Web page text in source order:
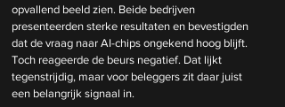
opvallend beeld zien. Beide bedrijven
presenteerden sterke resultaten en bevestigden
dat de vraag naar AI-chips ongekend hoog blijft.
Toch reageerde de beurs negatief. Dat lijkt
tegenstrijdig, maar voor beleggers zit daar juist
een belangrijk signaal in.